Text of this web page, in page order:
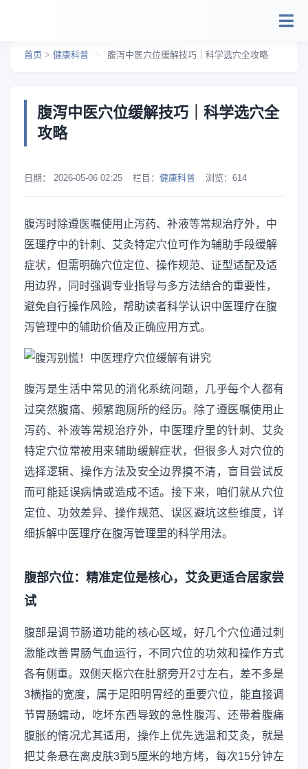
首页 > 健康科普 > 腹泻中医穴位缓解技巧｜科学选穴全攻略
腹泻中医穴位缓解技巧｜科学选穴全
攻略
日期： 2026-05-06 02:25 栏目： 健康科普 浏览： 614
腹泻时除遵医嘱使用止泻药、补液等常规治疗外，中
医理疗中的针刺、艾灸特定穴位可作为辅助手段缓解
症状，但需明确穴位定位、操作规范、证型适配及适
用边界，同时强调专业指导与多方法结合的重要性，
避免自行操作风险，帮助读者科学认识中医理疗在腹
泻管理中的辅助价值及正确应用方式。
腹泻是生活中常见的消化系统问题，几乎每个人都有
过突然腹痛、频繁跑厕所的经历。除了遵医嘱使用止
泻药、补液等常规治疗外，中医理疗里的针刺、艾灸
特定穴位常被用来辅助缓解症状，但很多人对穴位的
选择逻辑、操作方法及安全边界摸不清，盲目尝试反
而可能延误病情或造成不适。接下来，咱们就从穴位
定位、功效差异、操作规范、误区避坑这些维度，详
细拆解中医理疗在腹泻管理里的科学用法。
腹部穴位：精准定位是核心，艾灸更适合居家尝
试
腹部是调节肠道功能的核心区域，好几个穴位通过刺
激能改善胃肠气血运行，不同穴位的功效和操作方式
各有侧重。双侧天枢穴在肚脐旁开2寸左右，差不多是
3横指的宽度，属于足阳明胃经的重要穴位，能直接调
节胃肠蠕动，吃坏东西导致的急性腹泻、还带着腹痛
腹胀的情况尤其适用，操作上优先选温和艾灸，就是
把艾条悬在离皮肤3到5厘米的地方烤，每次15分钟左